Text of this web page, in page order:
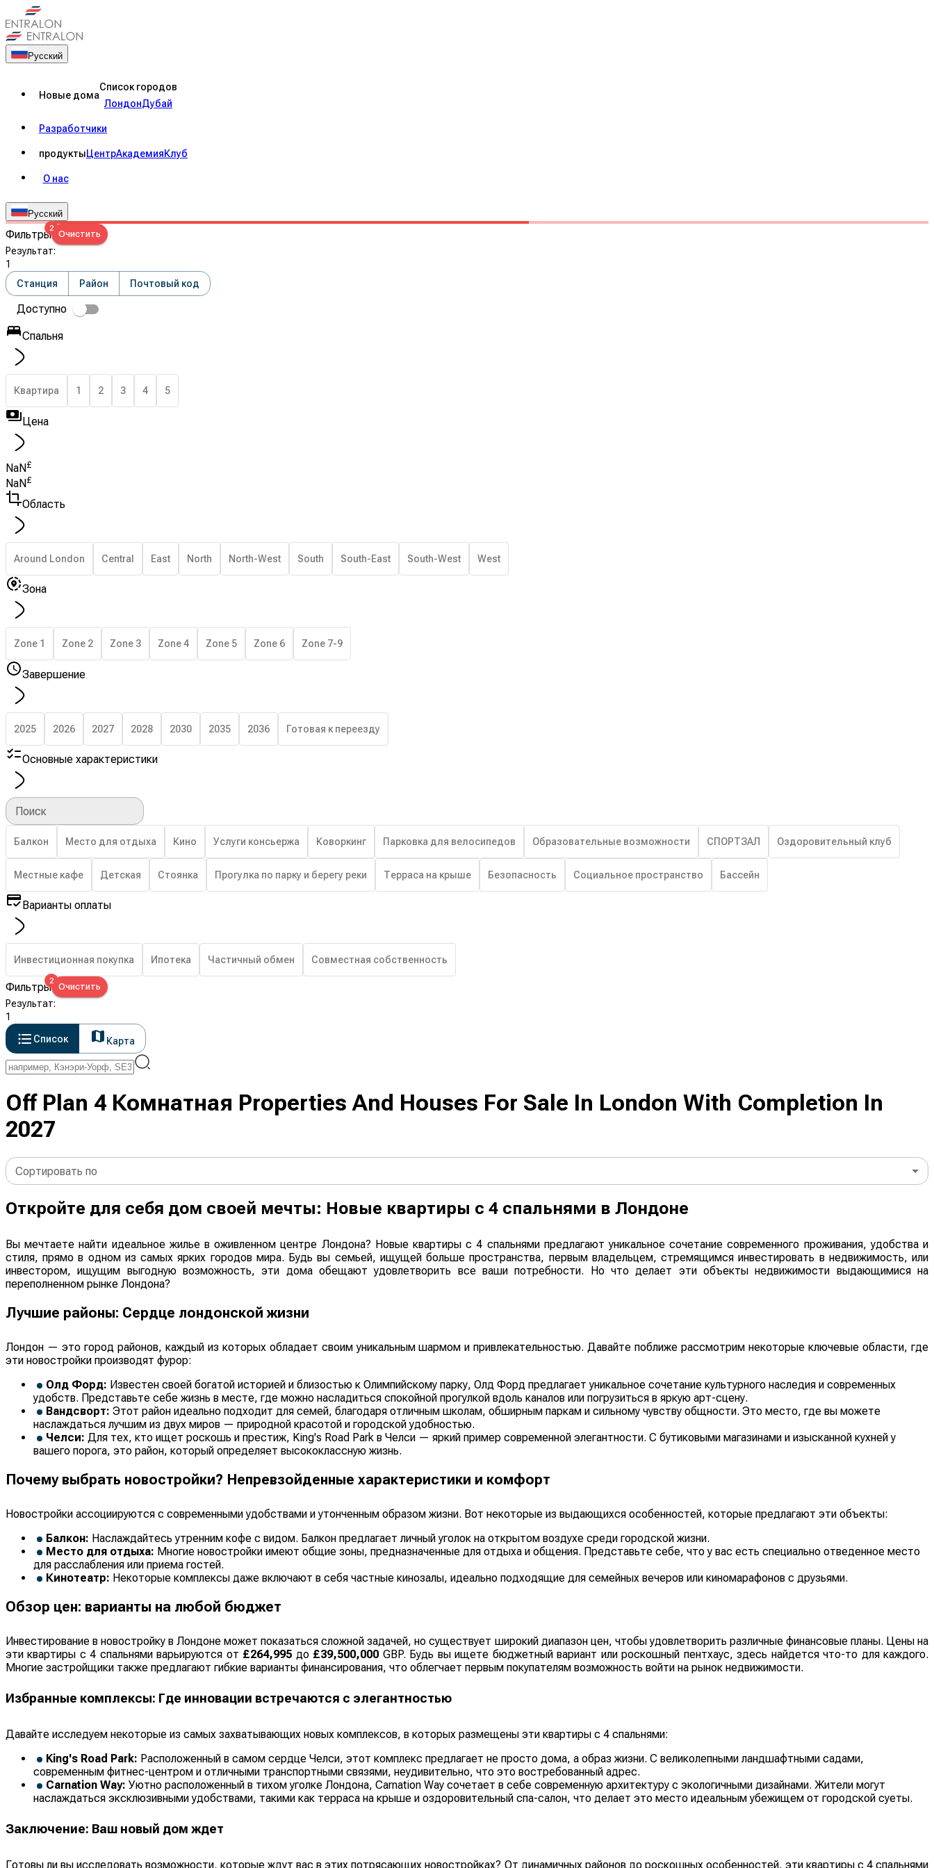
Русский
Новые дома
Список городов
ЛондонДубай
Разработчики
продуктыЦентрАкадемияКлуб
О нас
Русский
Фильтры2
Очистить
Результат:
1
Станция
Район Почтовый код
Доступно
Спальня
Квартира 1 2 3 4 5
Цена
NaN£
NaN £
Область
Around London Central East North North-West South South-East South-West West
Зона
Zone 1 Zone 2 Zone 3 Zone 4 Zone 5 Zone 6 Zone 7-9
Завершение
2025 2026 2027 2028 2030 2035 2036 Готовая к переезду
Основные характеристики
Поиск
Балкон Место для отдыха Кино Услуги консьержа Коворкинг Парковка для велосипедов Образовательные возможности СПОРТЗАЛ Оздоровительный клуб
Местные кафе Детская Стоянка Прогулка по парку и берегу реки Терраса на крыше Безопасность Социальное пространство Бассейн
Варианты оплаты
Инвестиционная покупка Ипотека Частичный обмен Совместная собственность
Фильтры2
Очистить
Результат:
1
Список
Карта
Off Plan 4 Комнатная Properties And Houses For Sale In London With Completion In
2027
Сортировать по
Откройте для себя дом своей мечты: Новые квартиры с 4 спальнями в Лондоне
Вы мечтаете найти идеальное жилье в оживленном центре Лондона? Новые квартиры с 4 спальнями предлагают уникальное сочетание современного проживания, удобства и
стиля, прямо в одном из самых ярких городов мира. Будь вы семьей, ищущей больше пространства, первым владельцем, стремящимся инвестировать в недвижимость, или
инвестором, ищущим выгодную возможность, эти дома обещают удовлетворить все ваши потребности. Но что делает эти объекты недвижимости выдающимися на
переполненном рынке Лондона?
Лучшие районы: Сердце лондонской жизни
Лондон — это город районов, каждый из которых обладает своим уникальным шармом и привлекательностью. Давайте поближе рассмотрим некоторые ключевые области, где
эти новостройки производят фурор:
Олд Форд: Известен своей богатой историей и близостью к Олимпийскому парку, Олд Форд предлагает уникальное сочетание культурного наследия и современных
удобств. Представьте себе жизнь в месте, где можно насладиться спокойной прогулкой вдоль каналов или погрузиться в яркую арт-сцену.
Вандсворт: Этот район идеально подходит для семей, благодаря отличным школам, обширным паркам и сильному чувству общности. Это место, где вы можете
наслаждаться лучшим из двух миров — природной красотой и городской удобностью.
Челси: Для тех, кто ищет роскошь и престиж, King's Road Park в Челси — яркий пример современной элегантности. С бутиковыми магазинами и изысканной кухней у
вашего порога, это район, который определяет высококлассную жизнь.
Почему выбрать новостройки? Непревзойденные характеристики и комфорт
Новостройки ассоциируются с современными удобствами и утонченным образом жизни. Вот некоторые из выдающихся особенностей, которые предлагают эти объекты:
Балкон: Наслаждайтесь утренним кофе с видом. Балкон предлагает личный уголок на открытом воздухе среди городской жизни.
Место для отдыха: Многие новостройки имеют общие зоны, предназначенные для отдыха и общения. Представьте себе, что у вас есть специально отведенное место
для расслабления или приема гостей.
Кинотеатр: Некоторые комплексы даже включают в себя частные кинозалы, идеально подходящие для семейных вечеров или киномарафонов с друзьями.
Обзор цен: варианты на любой бюджет
Инвестирование в новостройку в Лондоне может показаться сложной задачей, но существует широкий диапазон цен, чтобы удовлетворить различные финансовые планы. Цены на
эти квартиры с 4 спальнями варьируются от £264,995 до £39,500,000 GBP. Будь вы ищете бюджетный вариант или роскошный пентхаус, здесь найдется что-то для каждого.
Многие застройщики также предлагают гибкие варианты финансирования, что облегчает первым покупателям возможность войти на рынок недвижимости.
Избранные комплексы: Где инновации встречаются с элегантностью
Давайте исследуем некоторые из самых захватывающих новых комплексов, в которых размещены эти квартиры с 4 спальнями:
King's Road Park: Расположенный в самом сердце Челси, этот комплекс предлагает не просто дома, а образ жизни. С великолепными ландшафтными садами,
современным фитнес-центром и отличными транспортными связями, неудивительно, что это востребованный адрес.
Carnation Way: Уютно расположенный в тихом уголке Лондона, Carnation Way сочетает в себе современную архитектуру с экологичными дизайнами. Жители могут
наслаждаться эксклюзивными удобствами, такими как терраса на крыше и оздоровительный спа-салон, что делает это место идеальным убежищем от городской суеты.
Заключение: Ваш новый дом ждет
Готовы ли вы исследовать возможности, которые ждут вас в этих потрясающих новостройках? От динамичных районов до роскошных особенностей, эти квартиры с 4 спальнями